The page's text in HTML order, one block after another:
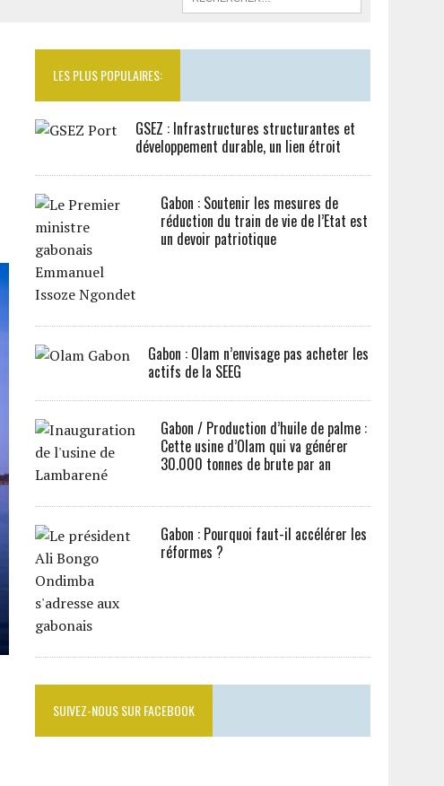
LES PLUS POPULAIRES:
GSEZ : Infrastructures structurantes et
développement durable, un lien étroit
Gabon : Soutenir les mesures de
réduction du train de vie de l’Etat est
un devoir patriotique
Gabon : Olam n’envisage pas acheter les
actifs de la SEEG
Gabon / Production d’huile de palme :
Cette usine d’Olam qui va générer
30.000 tonnes de brute par an
Gabon : Pourquoi faut-il accélérer les
réformes ?
SUIVEZ-NOUS SUR FACEBOOK